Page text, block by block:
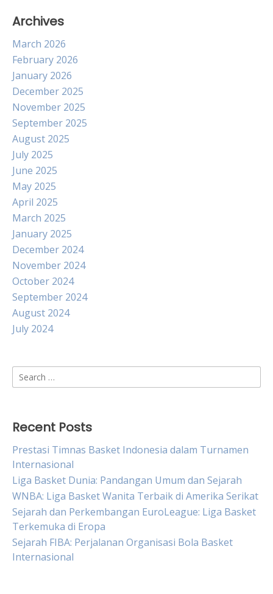
Archives
March 2026
February 2026
January 2026
December 2025
November 2025
September 2025
August 2025
July 2025
June 2025
May 2025
April 2025
March 2025
January 2025
December 2024
November 2024
October 2024
September 2024
August 2024
July 2024
Search
for:
Recent Posts
Prestasi Timnas Basket Indonesia dalam Turnamen
Internasional
Liga Basket Dunia: Pandangan Umum dan Sejarah
WNBA: Liga Basket Wanita Terbaik di Amerika Serikat
Sejarah dan Perkembangan EuroLeague: Liga Basket
Terkemuka di Eropa
Sejarah FIBA: Perjalanan Organisasi Bola Basket
Internasional